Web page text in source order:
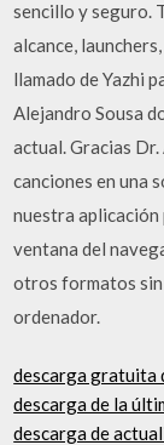
sencillo y seguro.
alcance,
llamado de Yazhi
Alejandro Sousa
actual. Gracias
canciones en una
nuestra aplicación
ventana del
otros formatos
ordenador.
descarga gratuita
descarga de la
descarga de